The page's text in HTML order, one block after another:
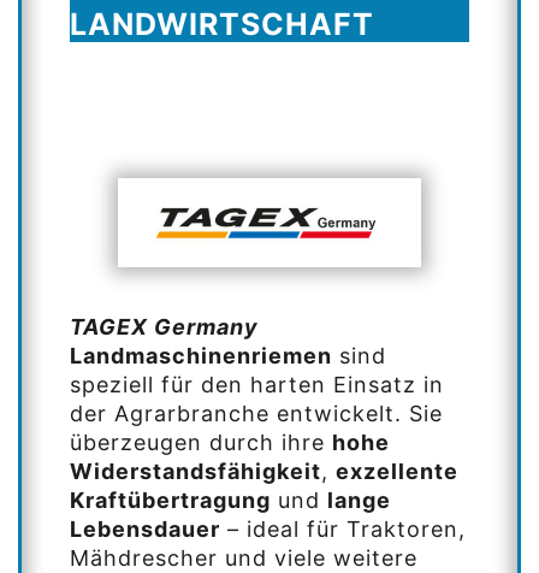
LANDWIRTSCHAFT
TAGEX Germany
Landmaschinenriemen sind
speziell für den harten Einsatz in
der Agrarbranche entwickelt. Sie
überzeugen durch ihre hohe
Widerstandsfähigkeit,exzellente
Kraftübertragung und lange
Lebensdauer – ideal für Traktoren,
Mähdrescher und viele weitere